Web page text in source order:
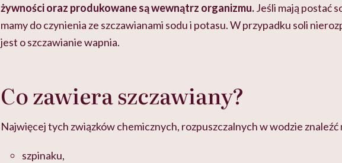
żywności oraz produkowane są wewnątrz organizmu.Jeśli mają postać
mamy do czynienia ze szczawianami sodu i potasu. W przypadku soli
jest o szczawianie wapnia.
Co zawiera szczawiany?
Najwięcej tych związków chemicznych, rozpuszczalnych w wodzie znaleźć
szpinaku,